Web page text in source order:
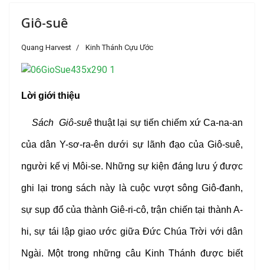
Giô-suê
Quang Harvest Kinh Thánh Cựu Ước
Lời giới thiệu
Sách Giô-suê thuật lại sự tiến chiếm xứ Ca-na-an
của dân Y-sơ-ra-ên dưới sự lãnh đạo của Giô-suê,
người kế vị Môi-se. Những sự kiện đáng lưu ý được
ghi lại trong sách này là cuộc vượt sông Giô-đanh,
sự sụp đổ của thành Giê-ri-cô, trận chiến tại thành A-
hi, sự tái lập giao ước giữa Đức Chúa Trời với dân
Ngài. Một trong những câu Kinh Thánh được biết